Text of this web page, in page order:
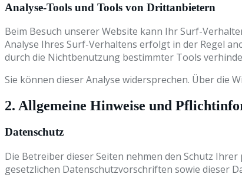
Analyse-Tools und Tools von Drittanbietern
Beim Besuch unserer Website kann Ihr Surf-
Analyse Ihres Surf-Verhaltens erfolgt in der Regel
durch die Nichtbenutzung bestimmter Tools
Sie können dieser Analyse widersprechen. Über die
2. Allgemeine Hinweise und
Datenschutz
Die Betreiber dieser Seiten nehmen den Schutz
gesetzlichen Datenschutzvorschriften sowie dieser